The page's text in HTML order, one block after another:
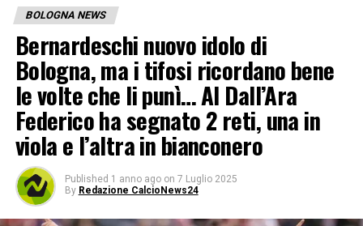
BOLOGNA NEWS
Bernardeschi nuovo idolo di
Bologna, ma i tifosi ricordano bene
le volte che li punì… Al Dall’Ara
Federico ha segnato 2 reti, una in
viola e l’altra in bianconero
Published 1 anno ago on 7 Luglio 2025
By Redazione CalcioNews24